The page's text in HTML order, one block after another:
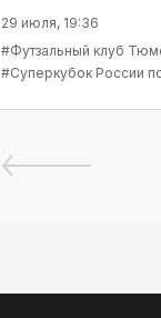
29 июля, 19:36
#Футзальный клуб
#Суперкубок России